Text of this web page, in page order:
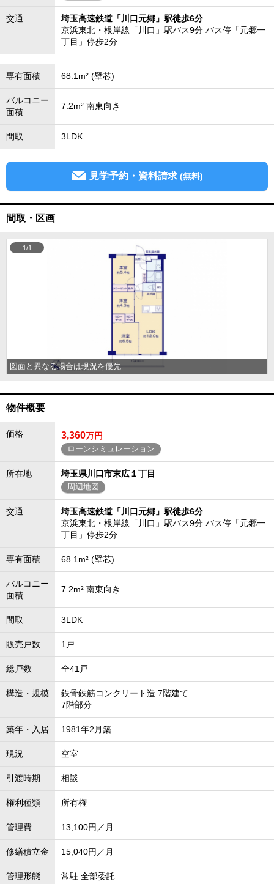
交通
埼玉高速鉄道「川口元郷」駅徒歩6分
京浜東北・根岸線「川口」駅バス9分 バス停「元郷一
丁目」停歩2分
専有面積 68.1m² (壁芯)
バルコニー
面積
7.2m² 南東向き
間取 3LDK
見学予約・資料請求 (無料)
間取・区画
図面と異なる場合は現況を優先
1/1
物件概要
価格 3,360万円
ローンシミュレーション
所在地 埼玉県川口市末広１丁目
周辺地図
交通
埼玉高速鉄道「川口元郷」駅徒歩6分
京浜東北・根岸線「川口」駅バス9分 バス停「元郷一
丁目」停歩2分
専有面積 68.1m² (壁芯)
バルコニー
面積
7.2m² 南東向き
間取 3LDK
販売戸数 1戸
総戸数 全41戸
構造・規模
鉄骨鉄筋コンクリート造 7階建て
7階部分
築年・入居 1981年2月築
現況 空室
引渡時期 相談
権利種類 所有権
管理費 13,100円／月
修繕積立金 15,040円／月
管理形態 常駐 全部委託